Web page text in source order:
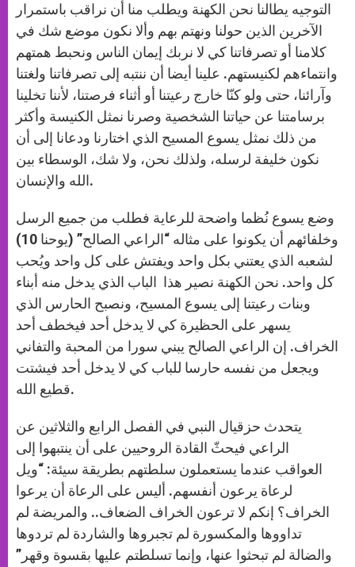
التوجيه يطالنا نحن الكهنة ويطلب منا أن نراقب باستمرار
الآخرين الذين حولنا ونهتم بهم وألا نكون موضع شك في
كلامنا أو تصرفاتنا كي لا نربك إيمان الناس ونحبط همتهم
وانتماءهم لكنيستهم. علينا أيضا أن ننتبه إلى تصرفاتنا ولغتنا
وآرائنا، حتى ولو كنّا خارج رعيتنا أو أثناء فرصتنا، لأننا تخلينا
برسامتنا عن حياتنا الشخصية وصرنا نمثل الكنيسة وأكثر
من ذلك نمثل يسوع المسيح الذي اختارنا ودعانا إلى أن
نكون خليفة لرسله، ولذلك نحن، ولا شك، الوسطاء بين
الله والإنسان.
وضع يسوع نُظما واضحة للرعاية فطلب من جميع الرسل
وخلفائهم أن يكونوا على مثاله “الراعي الصالح” (يوحنا 10)
لشعبه الذي يعتني بكل واحد ويفتش على كل واحد ويُحب
كل واحد. نحن الكهنة نصير هذا الباب الذي يدخل منه أبناء
وبنات رعيتنا إلى يسوع المسيح، ونصبح الحارس الذي
يسهر على الحظيرة كي لا يدخل أحد فيخطف أحد
الخراف. إن الراعي الصالح يبني سورا من المحبة والتفاني
ويجعل من نفسه حارسا للباب كي لا يدخل أحد فيشتت
قطيع الله.
يتحدث حزقيال النبي في الفصل الرابع والثلاثين عن
الراعي فيحثّ القادة الروحيين على أن ينتبهوا إلى
العواقب عندما يستعملون سلطتهم بطريقة سيئة: “ويل
لرعاة يرعون أنفسهم. أليس على الرعاة أن يرعوا
الخراف؟ إنكم لا ترعون الخراف الضعاف.. والمريضة لم
تداووها والمكسورة لم تجبروها والشاردة لم تردوها
والضالة لم تبحثوا عنها، وإنما تسلطتم عليها بقسوة وقهر”